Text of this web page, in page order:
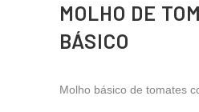
MOLHO DE
BÁSICO
Molho básico de tomates